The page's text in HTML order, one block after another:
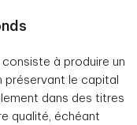
à produire un
préservant le capital
dans des titres
qualité, échéant